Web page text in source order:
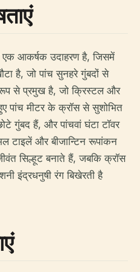
आकर्षक उदाहरण है, जिसमें
है, जो पांच सुनहरे गुंबदों से
से प्रमुख है, जो क्रिस्टल और
पांच मीटर के क्रॉस से सुशोभित
गुंबद हैं, और पांचवां घंटा टॉवर
टाइलें और बीजान्टिन रूपांकन
सिल्हूट बनाते हैं, जबकि क्रॉस
इंद्रधनुषी रंग बिखेरती है